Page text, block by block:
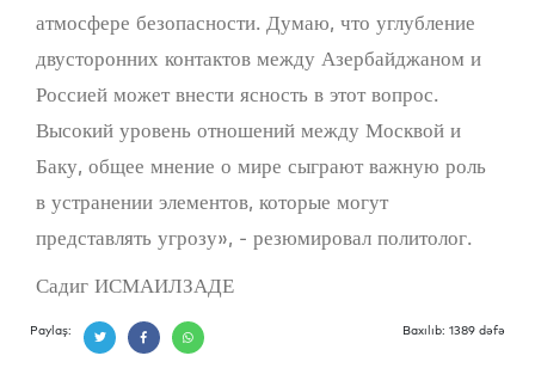
атмосфере безопасности. Думаю, что углубление
двусторонних контактов между Азербайджаном и
Россией может внести ясность в этот вопрос.
Высокий уровень отношений между Москвой и
Баку, общее мнение о мире сыграют важную роль
в устранении элементов, которые могут
представлять угрозу», - резюмировал политолог.
Садиг ИСМАИЛЗАДЕ
Paylaş: Baxılıb: 1389 dəfə